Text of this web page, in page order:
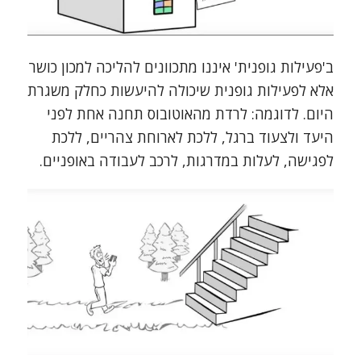
ב'פעילות גופנית' איננו מתכוונים להליכה למכון כושר
אלא לפעילות גופנית שיכולה להיעשות כחלק משגרת
היום. לדוגמה: לרדת מהאוטובוס תחנה אחת לפני
היעד ולצעוד ברגל, ללכת לארוחת צהריים, ללכת
לפגישה, לעלות במדרגות, לרכב לעבודה באופניים.